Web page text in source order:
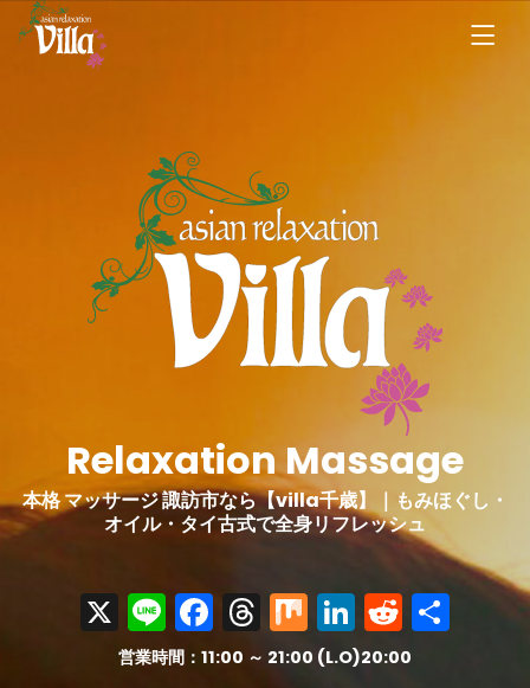
Relaxation Massage
本格 マッサージ 諏訪市なら【villa千歳】｜もみほぐし・
オイル・タイ古式で全身リフレッシュ
X LineFacebook
Threads
MixLinkedIn
Reddit
共
営業時間：11:00 ～ 21:00 (L.O)20:00